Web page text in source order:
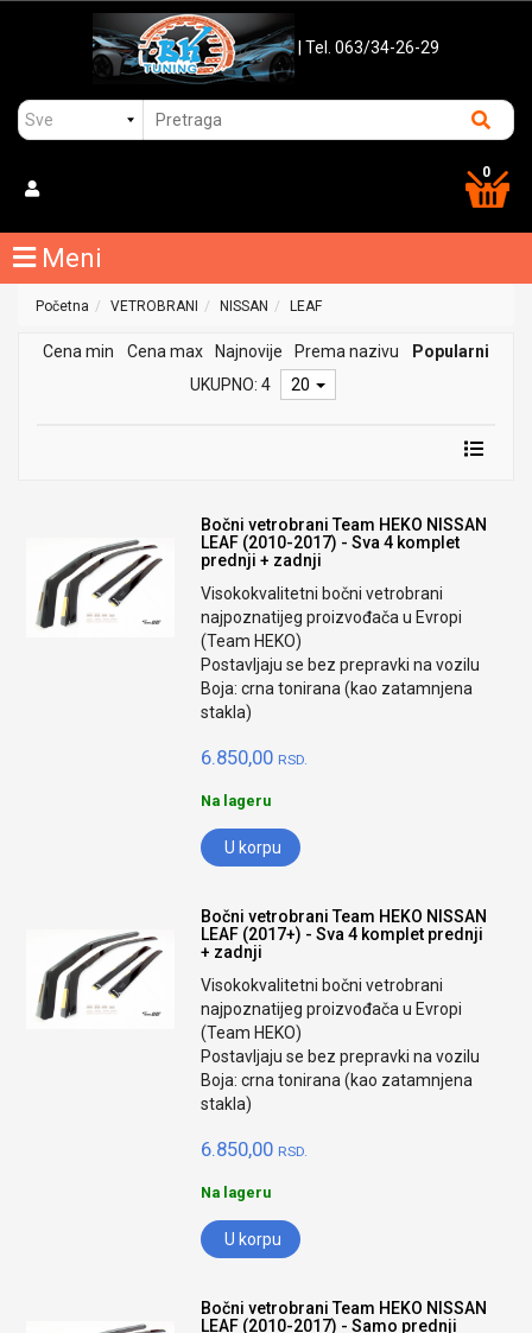
| Tel. 063/34-26-29
0
Meni
Početna VETROBRANI NISSAN LEAF
Cena min Cena max Najnovije Prema nazivu
Popularni
UKUPNO: 4
20
Bočni vetrobrani Team HEKO NISSAN
LEAF (2010-2017) - Sva 4 komplet
prednji + zadnji
Visokokvalitetni bočni vetrobrani
najpoznatijeg proizvođača u Evropi
(Team HEKO)
Postavljaju se bez prepravki na vozilu
Boja: crna tonirana (kao zatamnjena
stakla)
6.850,00 RSD.
Na lageru
U korpu
Bočni vetrobrani Team HEKO NISSAN
LEAF (2017+) - Sva 4 komplet prednji
+ zadnji
Visokokvalitetni bočni vetrobrani
najpoznatijeg proizvođača u Evropi
(Team HEKO)
Postavljaju se bez prepravki na vozilu
Boja: crna tonirana (kao zatamnjena
stakla)
6.850,00 RSD.
Na lageru
U korpu
Bočni vetrobrani Team HEKO NISSAN
LEAF (2010-2017) - Samo prednji